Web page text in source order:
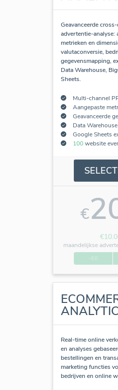
Geavanceerde
advertentie-analyse:
metrieken en
valutaconversie,
gegevensmapping,
Data Warehouse,
Sheets.
Multi-channel
Aangepaste
Data
100website
€
maandelijkse
Real-time online
en analyses
bestellingen en
marketing functies
bedrijven en online